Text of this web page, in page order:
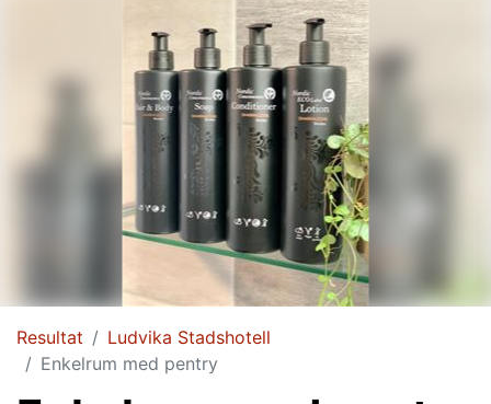
Resultat
Ludvika Stadshotell
Enkelrum med pentry